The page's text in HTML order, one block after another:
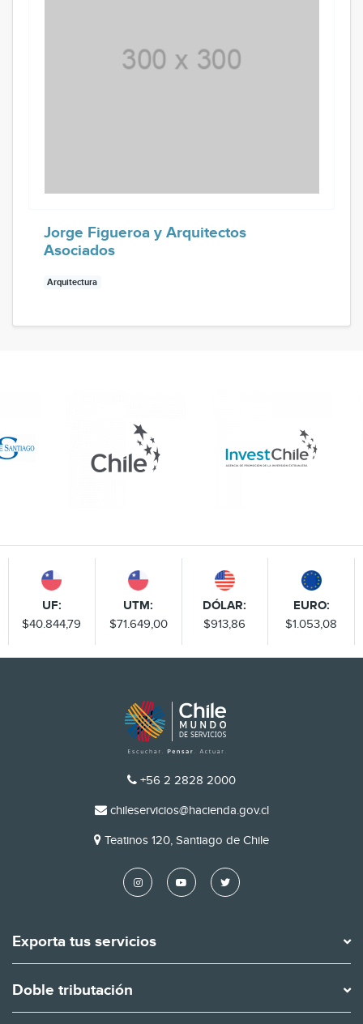
Jorge Figueroa y Arquitectos
Asociados
Arquitectura
UF:
$40.844,79
UTM:
$71.649,00
DÓLAR:
$913,86
EURO:
$1.053,08
TELÉFONO
+56 2 2828 2000
EMAIL
chileservicios@hacienda.gov.cl
DIRECCIÓN
Teatinos 120, Santiago de Chile
Exporta tus servicios
Doble tributación